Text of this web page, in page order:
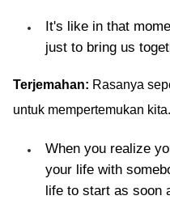
It's like in that
just to bring us
Terjemahan: Rasanya
untuk mempertemukan kita.
When you realize
your life with
life to start as soon